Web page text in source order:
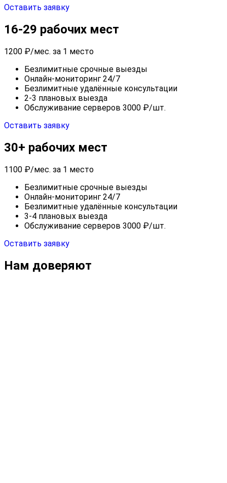
Оставить заявку
16-29 рабочих мест
1200 ₽/мес. за 1 место
Безлимитные срочные выезды
Онлайн-мониторинг 24/7
Безлимитные удалённые консультации
2-3 плановых выезда
Обслуживание серверов 3000 ₽/шт.
Оставить заявку
30+ рабочих мест
1100 ₽/мес. за 1 место
Безлимитные срочные выезды
Онлайн-мониторинг 24/7
Безлимитные удалённые консультации
3-4 плановых выезда
Обслуживание серверов 3000 ₽/шт.
Оставить заявку
Нам доверяют